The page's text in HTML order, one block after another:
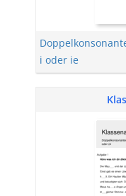
i oder ie